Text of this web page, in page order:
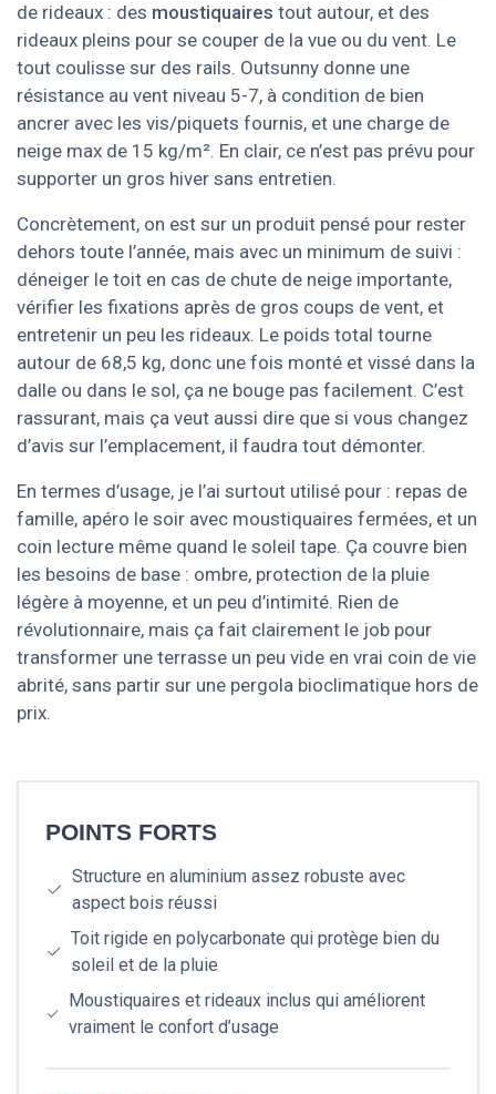
de rideaux : des moustiquaires tout autour, et des
rideaux pleins pour se couper de la vue ou du vent. Le
tout coulisse sur des rails. Outsunny donne une
résistance au vent niveau 5-7, à condition de bien
ancrer avec les vis/piquets fournis, et une charge de
neige max de 15 kg/m². En clair, ce n’est pas prévu pour
supporter un gros hiver sans entretien.
Concrètement, on est sur un produit pensé pour rester
dehors toute l’année, mais avec un minimum de suivi :
déneiger le toit en cas de chute de neige importante,
vérifier les fixations après de gros coups de vent, et
entretenir un peu les rideaux. Le poids total tourne
autour de 68,5 kg, donc une fois monté et vissé dans la
dalle ou dans le sol, ça ne bouge pas facilement. C’est
rassurant, mais ça veut aussi dire que si vous changez
d’avis sur l’emplacement, il faudra tout démonter.
En termes d’usage, je l’ai surtout utilisé pour : repas de
famille, apéro le soir avec moustiquaires fermées, et un
coin lecture même quand le soleil tape. Ça couvre bien
les besoins de base : ombre, protection de la pluie
légère à moyenne, et un peu d’intimité. Rien de
révolutionnaire, mais ça fait clairement le job pour
transformer une terrasse un peu vide en vrai coin de vie
abrité, sans partir sur une pergola bioclimatique hors de
prix.
POINTS FORTS
Structure en aluminium assez robuste avec
aspect bois réussi
Toit rigide en polycarbonate qui protège bien du
soleil et de la pluie
Moustiquaires et rideaux inclus qui améliorent
vraiment le confort d’usage